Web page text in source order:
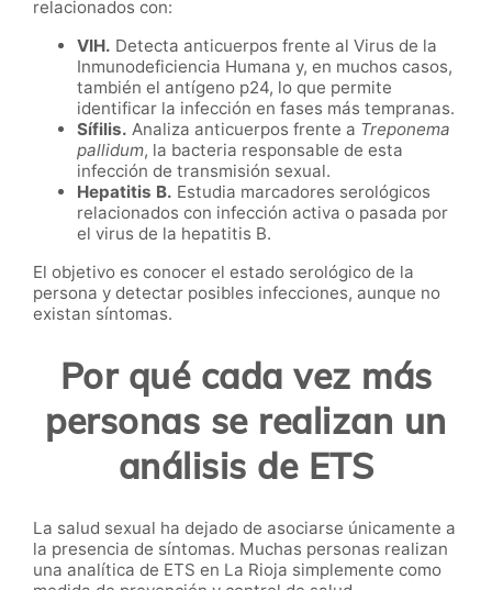
relacionados con:
VIH. Detecta anticuerpos frente al Virus de la
Inmunodeficiencia Humana y, en muchos casos,
también el antígeno p24, lo que permite
identificar la infección en fases más tempranas.
Sífilis. Analiza anticuerpos frente a Treponema
pallidum, la bacteria responsable de esta
infección de transmisión sexual.
Hepatitis B. Estudia marcadores serológicos
relacionados con infección activa o pasada por
el virus de la hepatitis B.
El objetivo es conocer el estado serológico de la
persona y detectar posibles infecciones, aunque no
existan síntomas.
Por qué cada vez más
personas se realizan un
análisis de ETS
La salud sexual ha dejado de asociarse únicamente a
la presencia de síntomas. Muchas personas realizan
una analítica de ETS en La Rioja simplemente como